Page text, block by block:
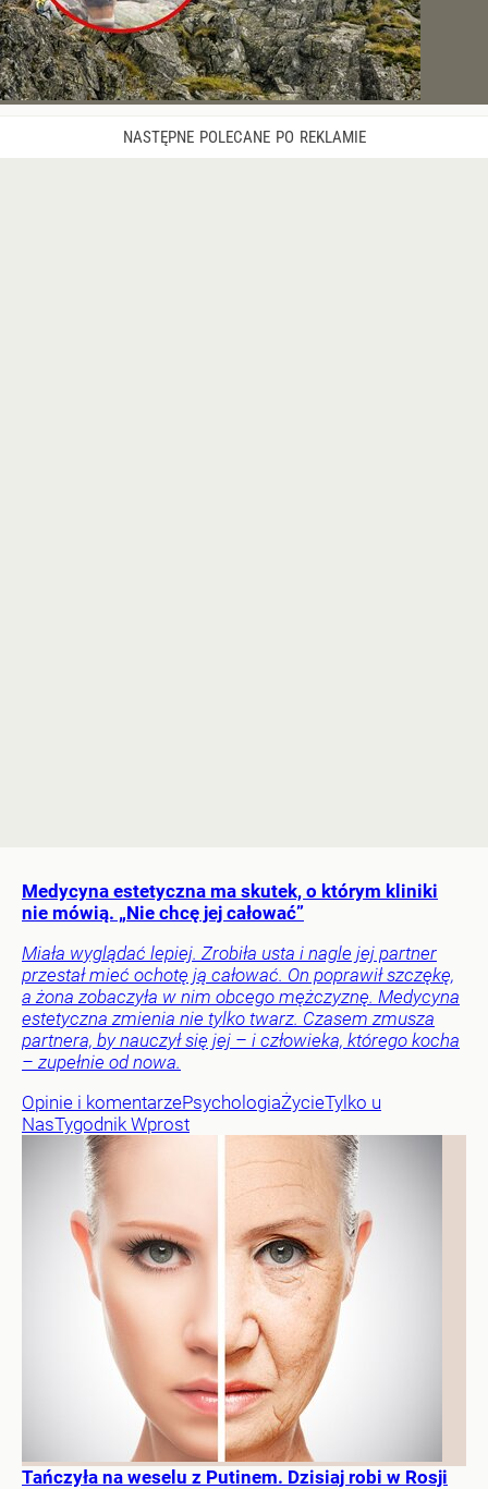
Medycyna estetyczna ma skutek, o którym kliniki
nie mówią. „Nie chcę jej całować”
Miała wyglądać lepiej. Zrobiła usta i nagle jej partner
przestał mieć ochotę ją całować. On poprawił szczękę,
a żona zobaczyła w nim obcego mężczyznę. Medycyna
estetyczna zmienia nie tylko twarz. Czasem zmusza
partnera, by nauczył się jej – i człowieka, którego kocha
– zupełnie od nowa.
Opinie i komentarzePsychologiaŻycieTylko u
NasTygodnik Wprost
Tańczyła na weselu z Putinem. Dzisiaj robi w Rosji